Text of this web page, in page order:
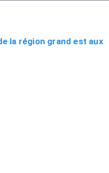
la région grand est aux